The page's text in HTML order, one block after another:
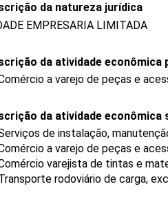
da natureza jurídica
EMPRESARIA LIMITADA
da atividade econômica
a varejo de peças e
da atividade econômica
de instalação,
a varejo de peças e
varejista de tintas e
rodoviário de carga,